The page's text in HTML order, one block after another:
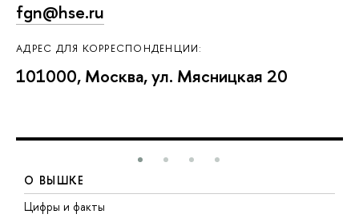
fgn@hse.ru
АДРЕС ДЛЯ КОРРЕСПОНДЕНЦИИ:
101000, Москва, ул. Мясницкая 20
О ВЫШКЕ
Цифры и факты